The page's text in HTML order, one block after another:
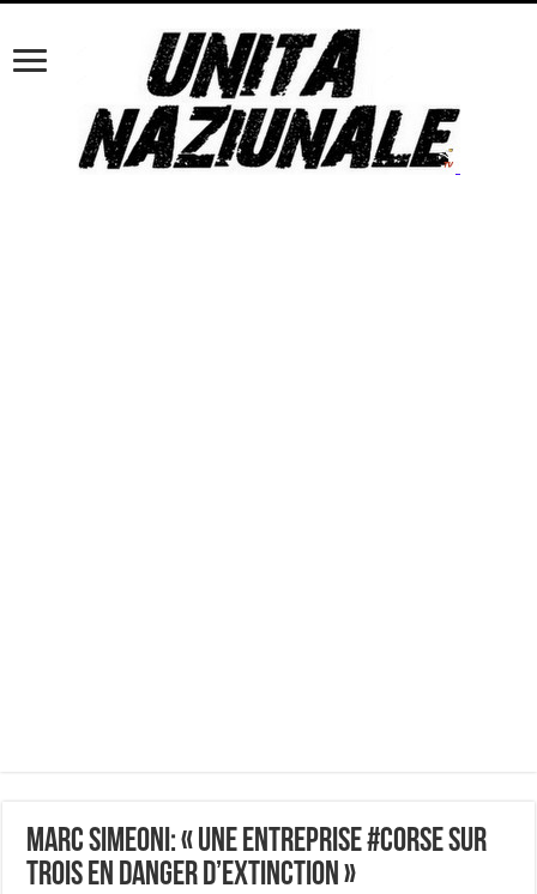
Marc Simeoni: « Une entreprise #corse sur
trois en danger d’extinction »